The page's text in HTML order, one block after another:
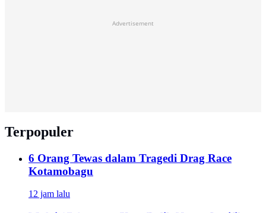
Advertisement
Terpopuler
6 Orang Tewas dalam Tragedi Drag Race
Kotamobagu
12 jam lalu